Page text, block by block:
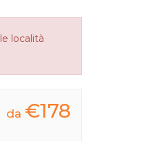
località
da €178